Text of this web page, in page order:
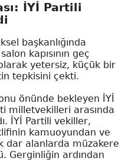
İYİ Partili
başkanlığında
kapısının geç
yetersiz, küçük bir
tepkisini çekti.
önünde bekleyen İYİ
milletvekilleri arasında
İYİ Partili vekiller,
kamuoyundan ve
dar alanlarda müzakere
Gerginliğin ardından